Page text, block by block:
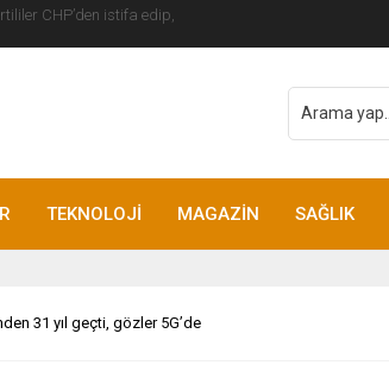
etti
TEKNOLOJİ MAGAZİN SAĞLIK
31 yıl geçti, gözler 5G’de